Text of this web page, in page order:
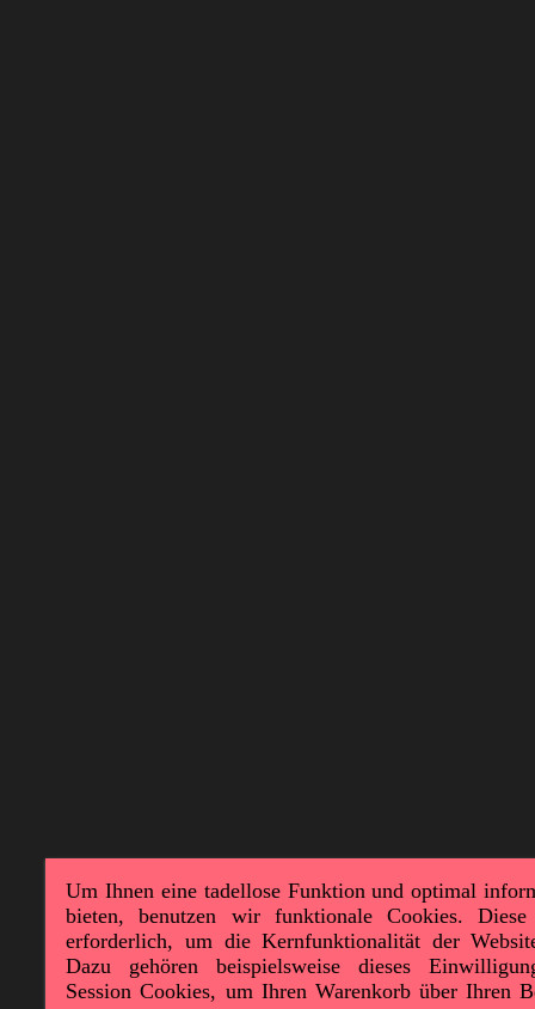
Um Ihnen eine tadellose Funktion und optimal
bieten, benutzen wir funktionale Cookies. Diese
erforderlich, um die Kernfunktionalität der
Dazu gehören beispielsweise dieses
Session Cookies, um Ihren Warenkorb über Ihren